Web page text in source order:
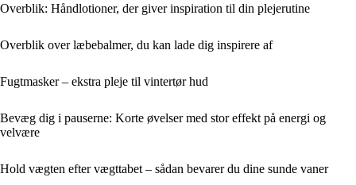
Overblik: Håndlotioner, der giver inspiration til din plejerutine
Overblik over læbebalmer, du kan lade dig inspirere af
Fugtmasker – ekstra pleje til vintertør hud
Bevæg dig i pauserne: Korte øvelser med stor effekt på energi og
velvære
Hold vægten efter vægttabet – sådan bevarer du dine sunde vaner